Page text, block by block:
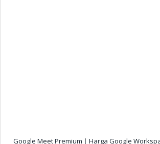
Google Meet Premium | Harga Google